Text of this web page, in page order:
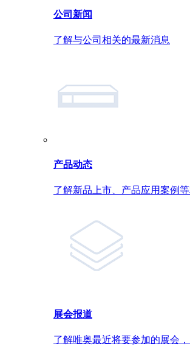
公司新闻
了解与公司相关的最新消息
产品动态
了解新品上市、产品应用案例
展会报道
了解唯奥最近将要参加的展会